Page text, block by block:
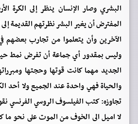
البشري وصار الإنسان ينظر إلى الكرة
المفترض أن يغير البشر نظرتهم القديمة إلى
الآخرين وأن يتعلموا من تجارب بعضهم
وليس بمقدور أي جماعة أن تفرض نمط
الجديد مهما كانت قوتها وحجتها
والحياة فهي واحدة عند الجميع ولا أحد
تجاوزه: كتب الفيلسوف الروسي الفرنسي
لا اميل الى الخوف من الموت على نحو ما